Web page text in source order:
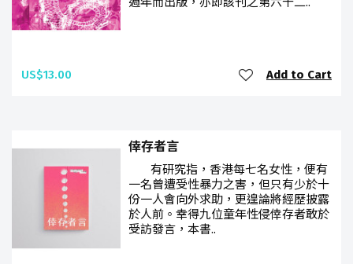
US$13.00 Add to Cart
倖存者言
有研究指，香港每七名女性，便有
一名曾遭受性暴力之害，但只有少於十
份一人會向外求助，更遑論將經歷披露
於人前。幸得九位童年性侵倖存者敢於
受訪發言，本書..